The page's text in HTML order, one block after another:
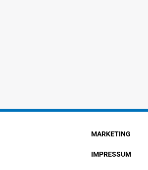
MARKETING
IMPRESSUM